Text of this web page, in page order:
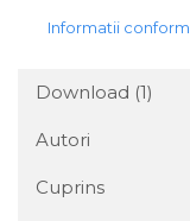
Informatii
Download (1)
Autori
Cuprins